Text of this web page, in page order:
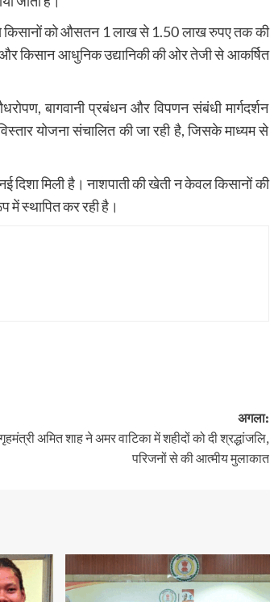
से किसानों को औसतन 1 लाख से 1.50 लाख रुपए तक की
और किसान आधुनिक उद्यानिकी की ओर तेजी से आकर्षित
बागवानी प्रबंधन और विपणन संबंधी मार्गदर्शन
योजना संचालित की जा रही है, जिसके माध्यम से
दिशा मिली है। नाशपाती की खेती न केवल किसानों की
स्थापित कर रही है।
अगला:
अमित शाह ने अमर वाटिका में शहीदों को दी श्रद्धांजलि,
परिजनों से की आत्मीय मुलाकात